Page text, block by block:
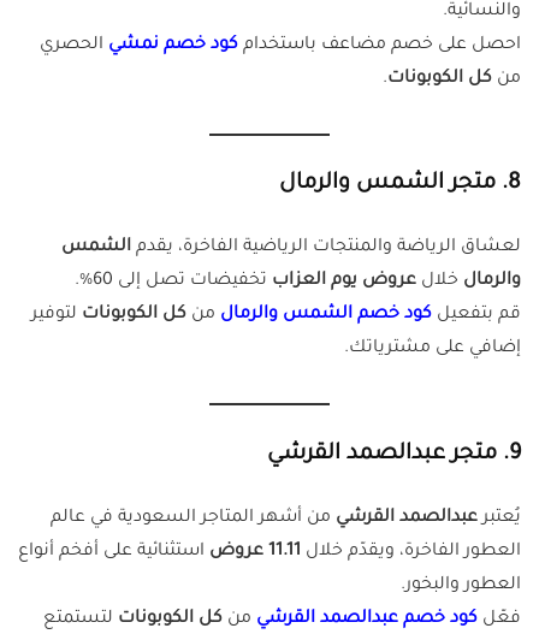
والنسائية.
احصل على خصم مضاعف باستخدام كود خصم نمشي الحصري
من كل الكوبونات.
8. متجر الشمس والرمال
لعشاق الرياضة والمنتجات الرياضية الفاخرة، يقدم الشمس
والرمال خلال عروض يوم العزاب تخفيضات تصل إلى 60%.
قم بتفعيل كود خصم الشمس والرمال من كل الكوبونات لتوفير
إضافي على مشترياتك.
9. متجر عبدالصمد القرشي
يُعتبرعبدالصمد القرشي من أشهر المتاجر السعودية في عالم
العطور الفاخرة، ويقدّم خلال 11.11 عروض
استثنائية على أفخم أنواع
العطور والبخور.
فعّل كود خصم عبدالصمد القرشي من كل الكوبونات لتستمتع